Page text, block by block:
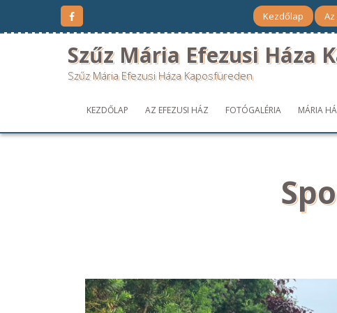
Kezdőlap
Szűz Mária Efezusi Háza
Szűz Mária Efezusi Háza Kaposfüreden
KEZDŐLAP AZ EFEZUSI HÁZ FOTÓGALÉRIA MÁRIA